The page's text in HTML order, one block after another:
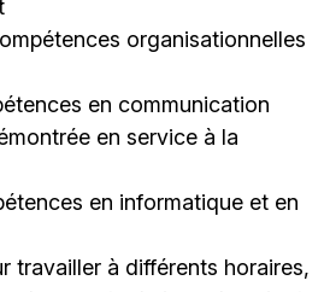
organisationnelles
en communication
en service à la
en informatique et en
à différents horaires,